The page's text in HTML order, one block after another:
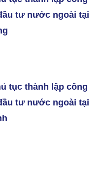
tư nước ngoài tại
tục thành lập công
tư nước ngoài tại